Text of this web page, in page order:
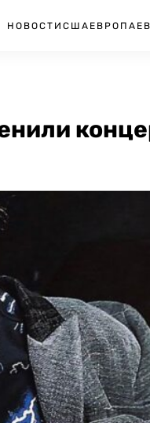
НОВОСТИ США ЕВРОПА